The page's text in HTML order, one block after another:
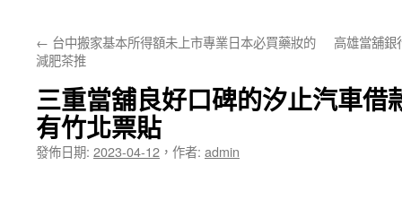
← 台中搬家基本所得額未上市專業日本必買藥妝的
減肥茶推
高雄當舖銀
三重當舖良好口碑的汐止汽車借
有竹北票貼
發佈日期: 2023-04-12 ， 作者: admin